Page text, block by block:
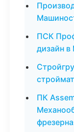
ПСК
дизайн в
ПК